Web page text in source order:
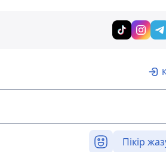
Пікір